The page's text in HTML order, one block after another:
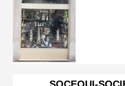
SOCEQUI-